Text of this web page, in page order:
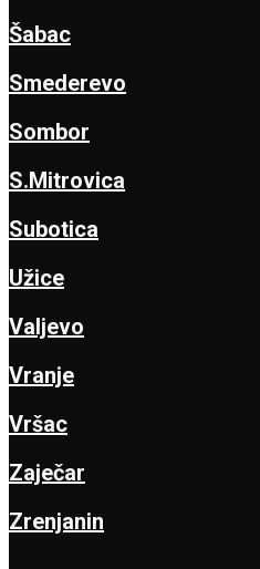
Šabac
Smederevo
Sombor
S.Mitrovica
Subotica
Užice
Valjevo
Vranje
Vršac
Zaječar
Zrenjanin